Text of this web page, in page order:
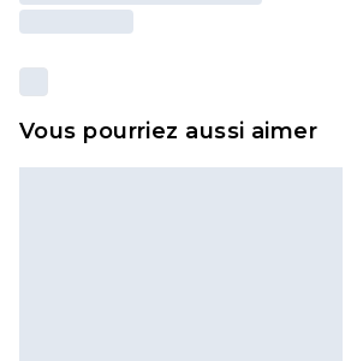
Vous pourriez aussi aimer